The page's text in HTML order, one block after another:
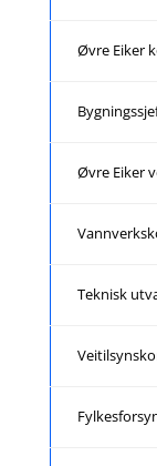
Øvre Eiker
Øvre Eiker
Teknisk